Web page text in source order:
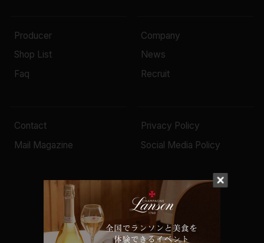
Producer
Shop List
Faq
Company
News
Recruit
Contact
Mail Magazine
Privacy Policy
Social Media Policy